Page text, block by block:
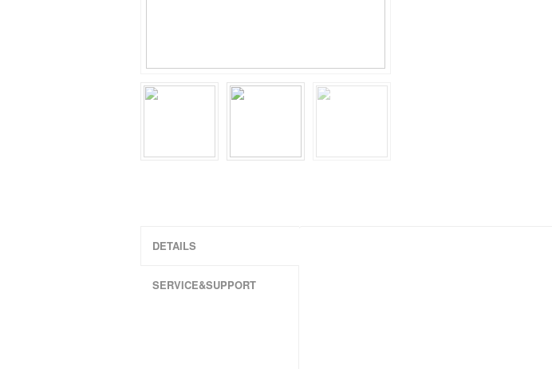
DETAILS
SERVICE&SUPPORT